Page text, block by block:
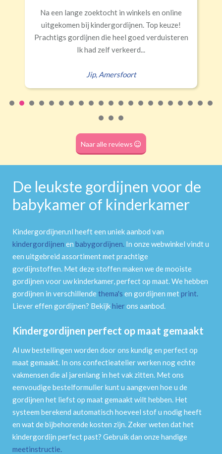
(wave plooi)
Roede
(tunnel)
(dubbele tunnel)
Half verduisterend Volledige verduisterend
€34,95 per stuk
Snelle levering, alles netjes aangekomen
Erald,Zeist
Naar alle reviews
De leukste gordijnen voor de
babykamer of kinderkamer
Kindergordijnen.nl heeft een uniek aanbod van
kindergordijnen en babygordijnen. In onze webwinkel vindt u
een uitgebreid assortiment met prachtige
gordijnstoffen. Met deze stoffen maken we de mooiste
gordijnen voor uw kinderkamer, perfect op maat. We hebben
gordijnen in verschillendethema's en gordijnen metprint.
Liever effen gordijnen? Bekijkhierons aanbod.
Kindergordijnen perfect op maat gemaakt
Al uw bestellingen worden door ons kundig en perfect op
maat gemaakt. In ons confectieatelier werken nog echte
vakmensen die al jarenlang in het vak zitten. Met ons
eenvoudige bestelformulier kunt u aangeven hoe u de
gordijnen het liefst op maat gemaakt wilt hebben. Het
systeem berekend automatisch hoeveel stof u nodig heeft
en wat de bijbehorende kosten zijn. Zeker weten dat het
kindergordijn perfect past? Gebruik dan onze handige
meetinstructie.